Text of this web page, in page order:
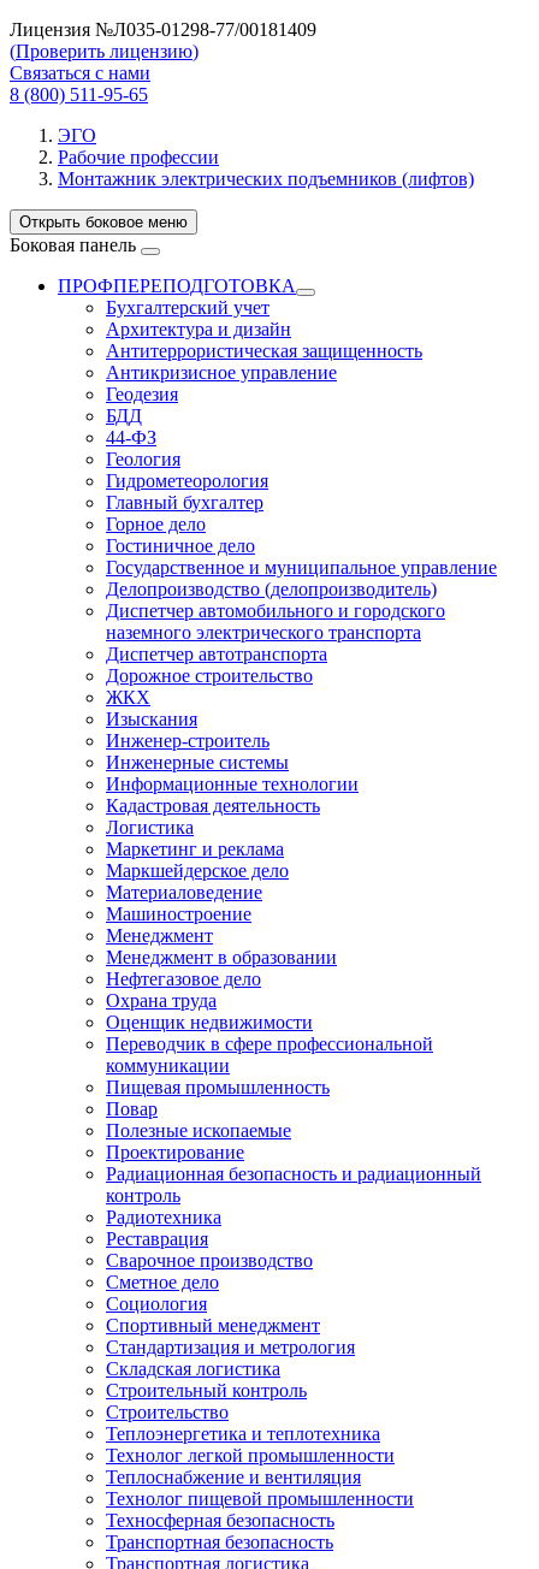
Лицензия №Л035-01298-77/00181409
(Проверить лицензию)
Связаться с нами
8 (800) 511-95-65
ЭГО
Рабочие профессии
Монтажник электрических подъемников (лифтов)
Открыть боковое меню
Боковая панель
ПРОФПЕРЕПОДГОТОВКА
Бухгалтерский учет
Архитектура и дизайн
Антитеррористическая защищенность
Антикризисное управление
Геодезия
БДД
44-ФЗ
Геология
Гидрометеорология
Главный бухгалтер
Горное дело
Гостиничное дело
Государственное и муниципальное управление
Делопроизводство (делопроизводитель)
Диспетчер автомобильного и городского
наземного электрического транспорта
Диспетчер автотранспорта
Дорожное строительство
ЖКХ
Изыскания
Инженер-строитель
Инженерные системы
Информационные технологии
Кадастровая деятельность
Логистика
Маркетинг и реклама
Маркшейдерское дело
Материаловедение
Машиностроение
Менеджмент
Менеджмент в образовании
Нефтегазовое дело
Охрана труда
Оценщик недвижимости
Переводчик в сфере профессиональной
коммуникации
Пищевая промышленность
Повар
Полезные ископаемые
Проектирование
Радиационная безопасность и радиационный
контроль
Радиотехника
Реставрация
Сварочное производство
Сметное дело
Социология
Спортивный менеджмент
Стандартизация и метрология
Складская логистика
Строительный контроль
Строительство
Теплоэнергетика и теплотехника
Технолог легкой промышленности
Теплоснабжение и вентиляция
Технолог пищевой промышленности
Техносферная безопасность
Транспортная безопасность
Транспортная логистика